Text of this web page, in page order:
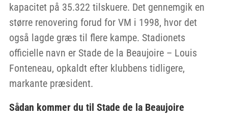
kapacitet på 35.322 tilskuere. Det gennemgik en
større renovering forud for VM i 1998, hvor det
også lagde græs til flere kampe. Stadionets
officielle navn er Stade de la Beaujoire – Louis
Fonteneau, opkaldt efter klubbens tidligere,
markante præsident.
Sådan kommer du til Stade de la Beaujoire